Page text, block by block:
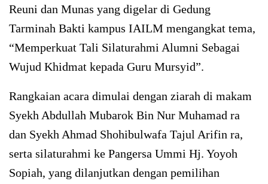
Reuni dan Munas yang digelar di Gedung
Tarminah Bakti kampus IAILM mengangkat tema,
“Memperkuat Tali Silaturahmi Alumni Sebagai
Wujud Khidmat kepada Guru Mursyid”.
Rangkaian acara dimulai dengan ziarah di makam
Syekh Abdullah Mubarok Bin Nur Muhamad ra
dan Syekh Ahmad Shohibulwafa Tajul Arifin ra,
serta silaturahmi ke Pangersa Ummi Hj. Yoyoh
Sopiah, yang dilanjutkan dengan pemilihan